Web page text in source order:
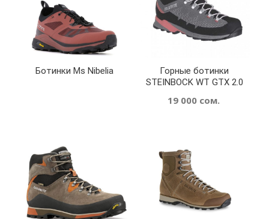
Ботинки Ms Nibelia
Горные ботинки
STEINBOCK WT GTX 2.0
19 000 сом.